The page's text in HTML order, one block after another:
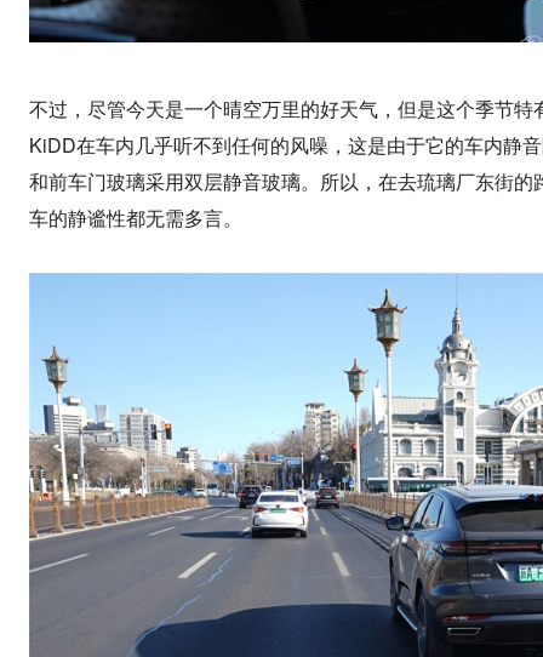
不过，尽管今天是一个晴空万里的好天气，但是这个季节
KiDD在车内几乎听不到任何的风噪，这是由于它的车内静
和前车门玻璃采用双层静音玻璃。所以，在去琉璃厂东街
车的静谧性都无需多言。